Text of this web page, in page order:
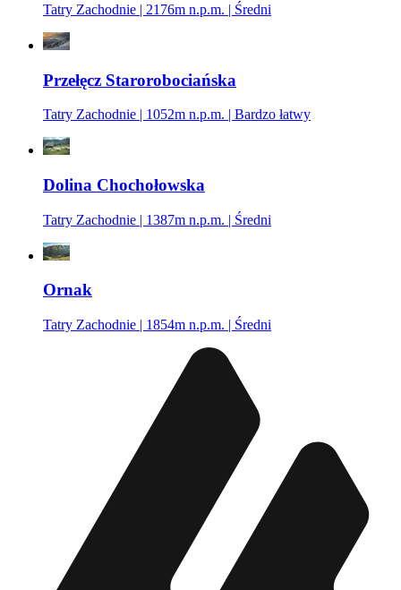
Tatry Zachodnie | 2176m n.p.m. | Średni
Przełęcz Starorobociańska
Tatry Zachodnie | 1052m n.p.m. | Bardzo łatwy
Dolina Chochołowska
Tatry Zachodnie | 1387m n.p.m. | Średni
Ornak
Tatry Zachodnie | 1854m n.p.m. | Średni